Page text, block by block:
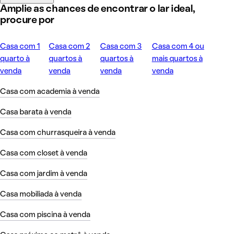
Amplie as chances de encontrar o lar ideal,
procure por
Casa com 1
quarto à
venda
Casa com 2
quartos à
venda
Casa com 3
quartos à
venda
Casa com 4 ou
mais quartos à
venda
Casa com academia à venda
Casa barata à venda
Casa com churrasqueira à venda
Casa com closet à venda
Casa com jardim à venda
Casa mobiliada à venda
Casa com piscina à venda